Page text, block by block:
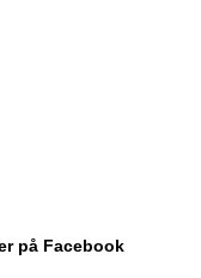
på Facebook